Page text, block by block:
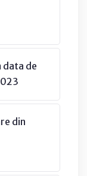
data de
din